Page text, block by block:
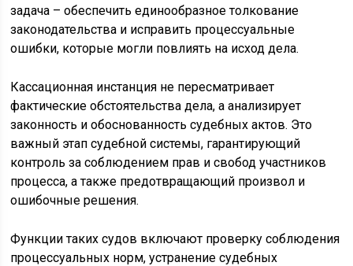
задача – обеспечить единообразное толкование
законодательства и исправить процессуальные
ошибки, которые могли повлиять на исход дела.
Кассационная инстанция не пересматривает
фактические обстоятельства дела, а анализирует
законность и обоснованность судебных актов. Это
важный этап судебной системы, гарантирующий
контроль за соблюдением прав и свобод участников
процесса, а также предотвращающий произвол и
ошибочные решения.
Функции таких судов включают проверку соблюдения
процессуальных норм, устранение судебных